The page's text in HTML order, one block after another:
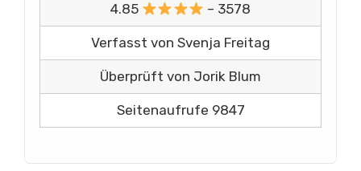
4.85 – 3578
Verfasst von Svenja Freitag
Überprüft von Jorik Blum
Seitenaufrufe 9847